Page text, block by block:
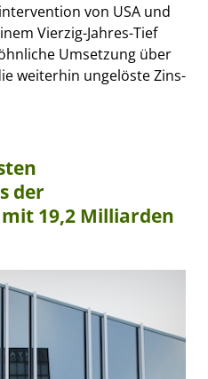
von USA und
Vierzig-Jahres-Tief
Umsetzung über
weiterhin ungelöste Zins-
der
19,2 Milliarden